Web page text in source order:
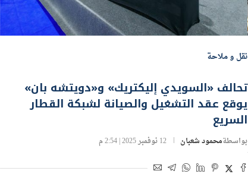
نقل و ملاحة
تحالف «السويدي إليكتريك» و«دويتشه بان»
يوقع عقد التشغيل والصيانة لشبكة القطار
السريع
بواسطةمحمود شعبان 12 نوفمبر 2025 | 2:54 م